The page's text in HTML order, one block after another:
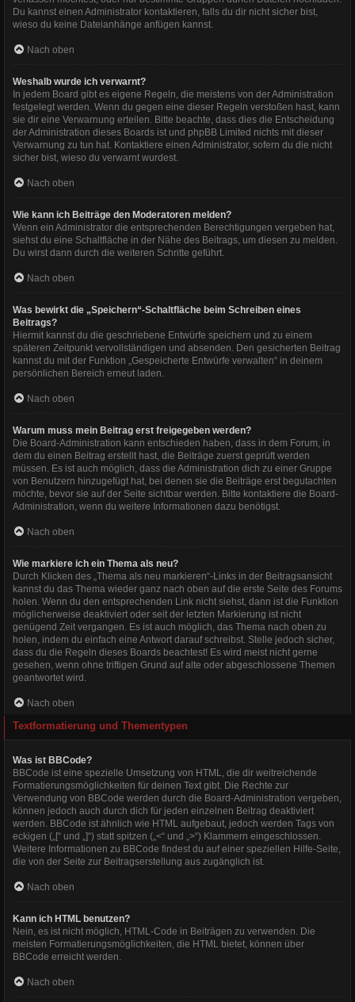
Du kannst einen Administrator kontaktieren, falls du dir nicht sicher bist,
wieso du keine Dateianhänge anfügen kannst.
Nach oben
Weshalb wurde ich verwarnt?
In jedem Board gibt es eigene Regeln, die meistens von der Administration
festgelegt werden. Wenn du gegen eine dieser Regeln verstoßen hast, kann
sie dir eine Verwarnung erteilen. Bitte beachte, dass dies die Entscheidung
der Administration dieses Boards ist und phpBB Limited nichts mit dieser
Verwarnung zu tun hat. Kontaktiere einen Administrator, sofern du die nicht
sicher bist, wieso du verwarnt wurdest.
Nach oben
Wie kann ich Beiträge den Moderatoren melden?
Wenn ein Administrator die entsprechenden Berechtigungen vergeben hat,
siehst du eine Schaltfläche in der Nähe des Beitrags, um diesen zu melden.
Du wirst dann durch die weiteren Schritte geführt.
Nach oben
Was bewirkt die „Speichern“-Schaltfläche beim Schreiben eines
Beitrags?
Hiermit kannst du die geschriebene Entwürfe speichern und zu einem
späteren Zeitpunkt vervollständigen und absenden. Den gesicherten Beitrag
kannst du mit der Funktion „Gespeicherte Entwürfe verwalten“ in deinem
persönlichen Bereich erneut laden.
Nach oben
Warum muss mein Beitrag erst freigegeben werden?
Die Board-Administration kann entschieden haben, dass in dem Forum, in
dem du einen Beitrag erstellt hast, die Beiträge zuerst geprüft werden
müssen. Es ist auch möglich, dass die Administration dich zu einer Gruppe
von Benutzern hinzugefügt hat, bei denen sie die Beiträge erst begutachten
möchte, bevor sie auf der Seite sichtbar werden. Bitte kontaktiere die Board-
Administration, wenn du weitere Informationen dazu benötigst.
Nach oben
Wie markiere ich ein Thema als neu?
Durch Klicken des „Thema als neu markieren“-Links in der Beitragsansicht
kannst du das Thema wieder ganz nach oben auf die erste Seite des Forums
holen. Wenn du den entsprechenden Link nicht siehst, dann ist die Funktion
möglicherweise deaktiviert oder seit der letzten Markierung ist nicht
genügend Zeit vergangen. Es ist auch möglich, das Thema nach oben zu
holen, indem du einfach eine Antwort darauf schreibst. Stelle jedoch sicher,
dass du die Regeln dieses Boards beachtest! Es wird meist nicht gerne
gesehen, wenn ohne triftigen Grund auf alte oder abgeschlossene Themen
geantwortet wird.
Nach oben
Textformatierung und Thementypen
Was ist BBCode?
BBCode ist eine spezielle Umsetzung von HTML, die dir weitreichende
Formatierungsmöglichkeiten für deinen Text gibt. Die Rechte zur
Verwendung von BBCode werden durch die Board-Administration vergeben,
können jedoch auch durch dich für jeden einzelnen Beitrag deaktiviert
werden. BBCode ist ähnlich wie HTML aufgebaut, jedoch werden Tags von
eckigen („[“ und „]“) statt spitzen („<“ und „>“) Klammern eingeschlossen.
Weitere Informationen zu BBCode findest du auf einer speziellen Hilfe-Seite,
die von der Seite zur Beitragserstellung aus zugänglich ist.
Nach oben
Kann ich HTML benutzen?
Nein, es ist nicht möglich, HTML-Code in Beiträgen zu verwenden. Die
meisten Formatierungsmöglichkeiten, die HTML bietet, können über
BBCode erreicht werden.
Nach oben